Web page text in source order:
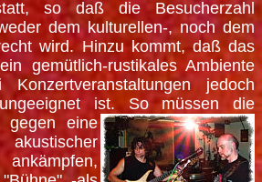
so daß die Besucherzahl
dem kulturellen-, noch dem
wird. Hinzu kommt, daß das
gemütlich-rustikales Ambiente
jedoch
ist. So müssen die
gegen eine